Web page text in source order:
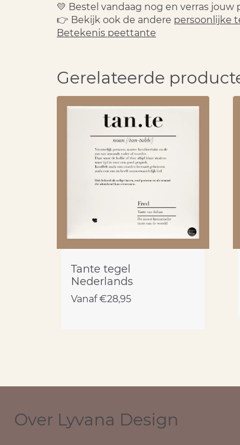
💛 Bestel vandaag nog en verras
👉 Bekijk ook de andere persoonlijke
Betekenis peettante
Gerelateerde
Tante tegel
Nederlands
Vanaf €28,95
Over Lyvana Design